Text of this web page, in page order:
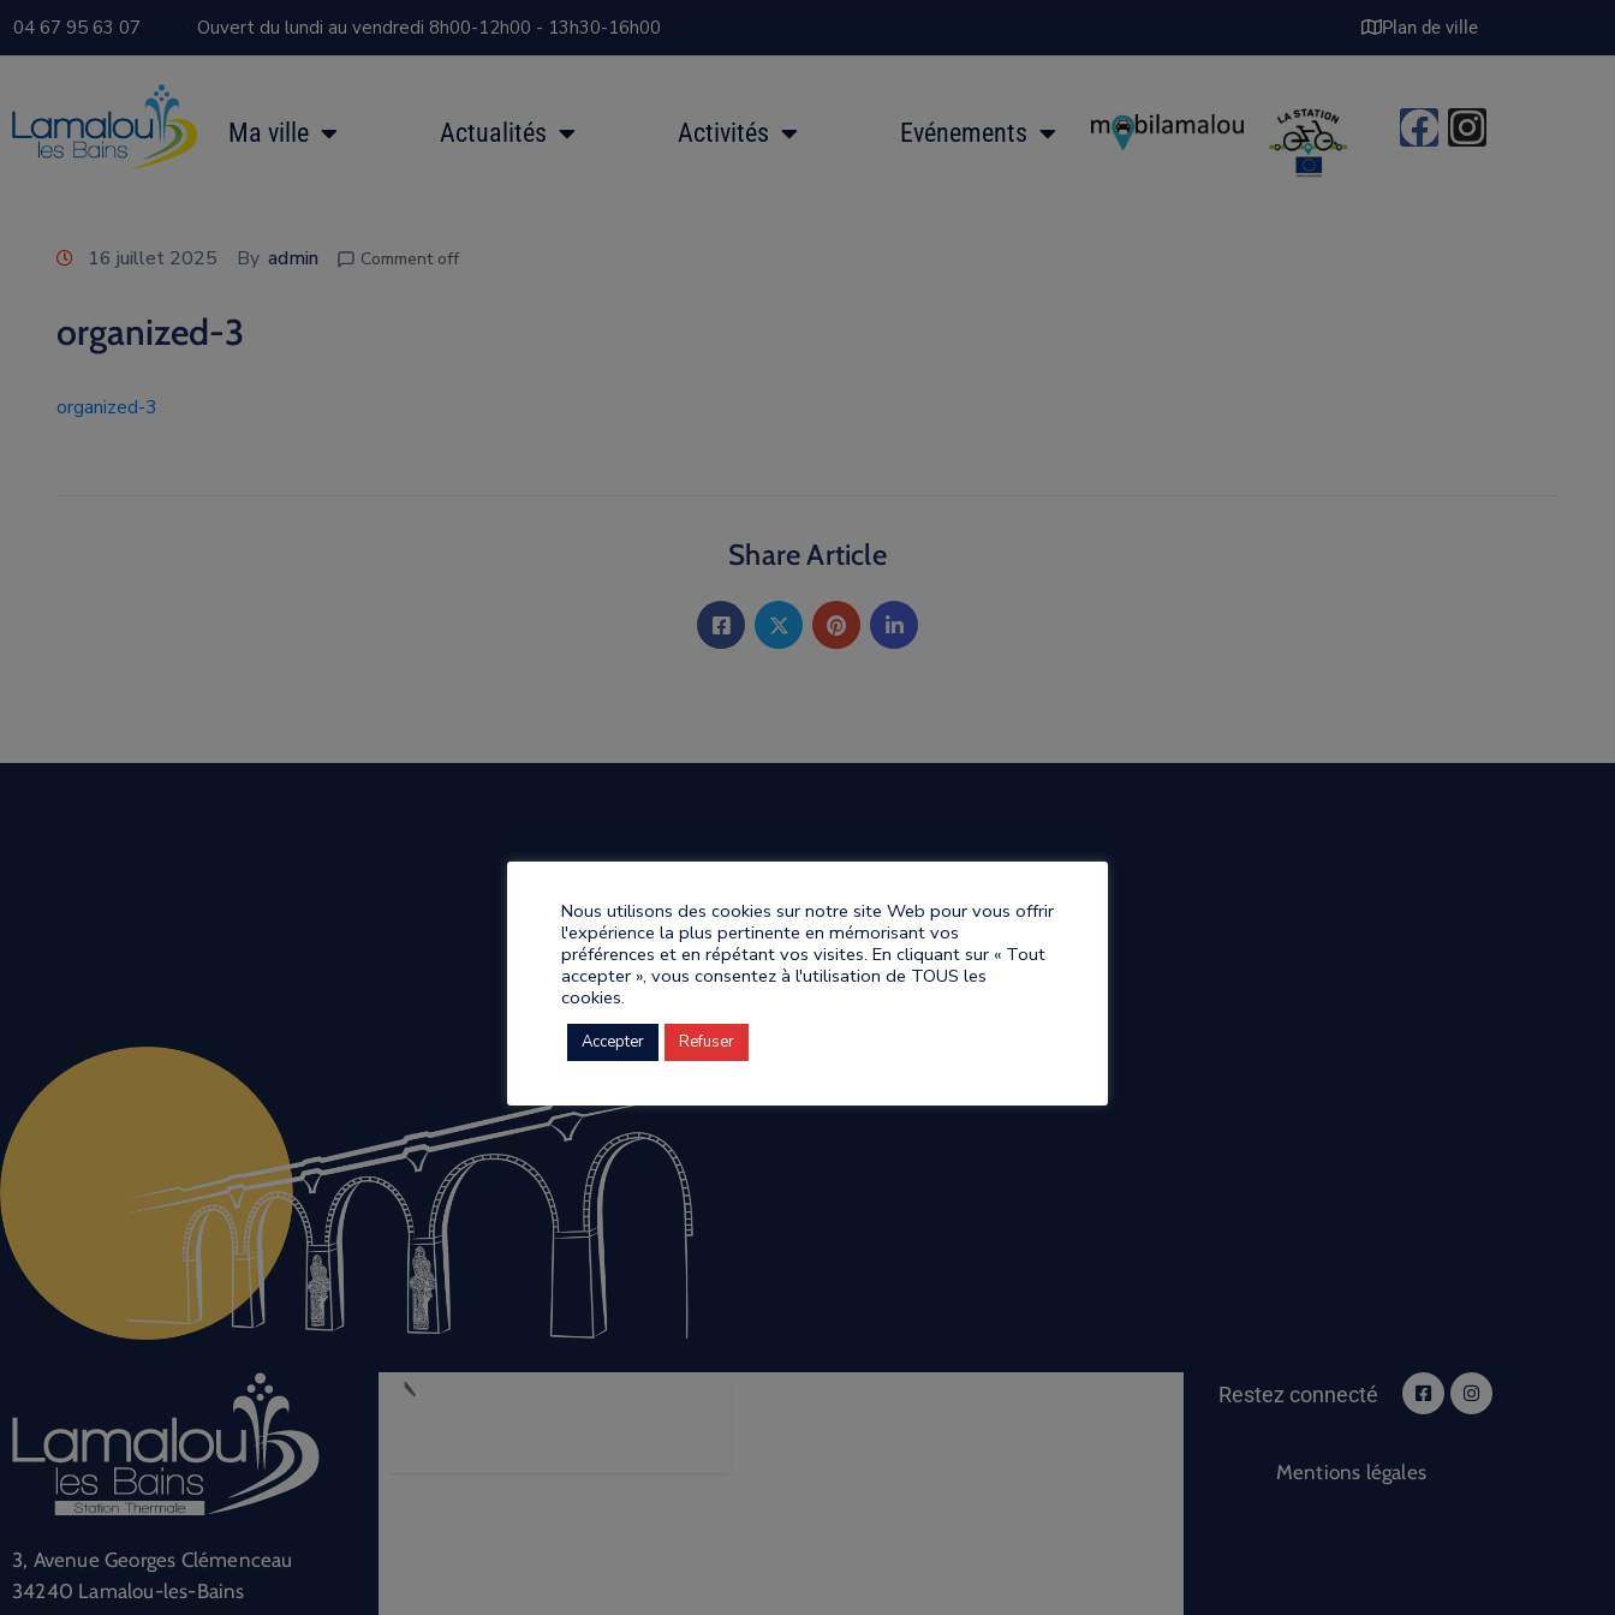
04 67 95 63 07 Ouvert du lundi au vendredi 8h00-12h00 - 13h30-16h00 Plan de ville
Ma ville Actualités Activités Evénements
16 juillet 2025 By admin Comment off
organized-3
organized-3
Share Article
3, Avenue Georges Clémenceau
34240 Lamalou-les-Bains
Restez connecté
Mentions légales
Nous utilisons des cookies sur notre site Web pour vous offrir
l'expérience la plus pertinente en mémorisant vos
préférences et en répétant vos visites. En cliquant sur « Tout
accepter », vous consentez à l'utilisation de TOUS les
cookies.
Accepter Refuser